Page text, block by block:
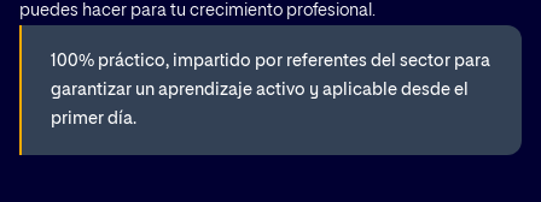
puedes hacer para tu crecimiento profesional.
100% práctico, impartido por referentes del sector para
garantizar un aprendizaje activo y aplicable desde el
primer día.